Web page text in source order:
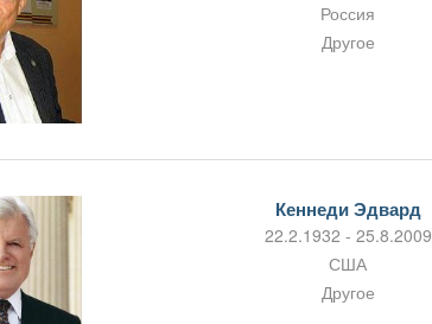
Россия
Другое
Кеннеди Эдвард
22.2.1932 - 25.8.2009
США
Другое